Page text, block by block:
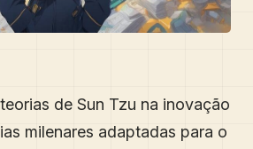
de Sun Tzu na inovação
milenares adaptadas para o